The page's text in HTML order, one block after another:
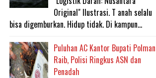
Original" Ilustrasi. T anah selalu
bisa digemburkan. Hidup tidak. Di kampun...
Puluhan AC Kantor Bupati Polman
Raib, Polisi Ringkus ASN dan
Penadah